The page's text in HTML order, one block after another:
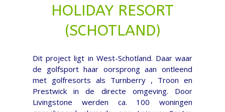
HOLIDAY RESORT
(SCHOTLAND)
Dit project ligt in West-Schotland. Daar waar
de golfsport haar oorsprong aan ontleend
met golfresorts als Turnberry , Troon en
Prestwick in de directe omgeving. Door
Livingstone werden ca. 100 woningen